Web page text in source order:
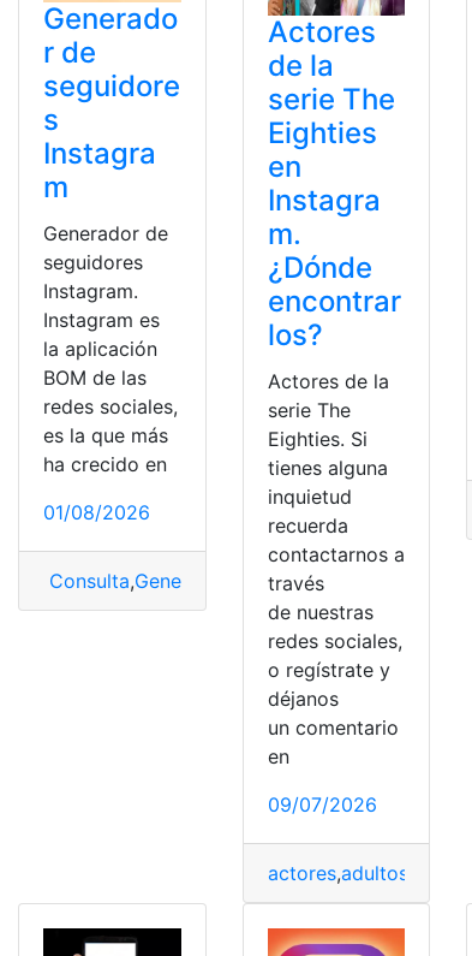
Generado
r de
seguidore
s
Instagra
m
Generador de
seguidores
Instagram.
Instagram es
la aplicación
BOM de las
redes sociales,
es la que más
ha crecido en
01/08/2026
Consulta,Generador Generador de seguidores
Actores
de la
serie The
Eighties
en
Instagra
m.
¿Dónde
encontrar
los?
Actores de la
serie The
Eighties. Si
tienes alguna
inquietud
recuerda
contactarnos a
través
de nuestras
redes sociales,
o regístrate y
déjanos
un comentario
en
09/07/2026
actores,adultos